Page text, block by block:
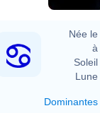
Née le
à
Soleil
Lune
Dominantes